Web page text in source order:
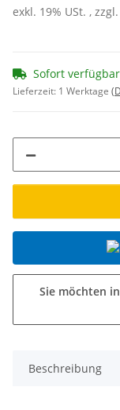
exkl. 19% USt. , zzgl.
Sofort verfügbar
Lieferzeit: 1 Werktage
Sie möchten
Beschreibung